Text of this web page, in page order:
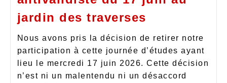
jardin des traverses
Nous avons pris la décision de retirer notre
participation à cette journée d’études ayant
lieu le mercredi 17 juin 2026. Cette décision
n’est ni un malentendu ni un désaccord